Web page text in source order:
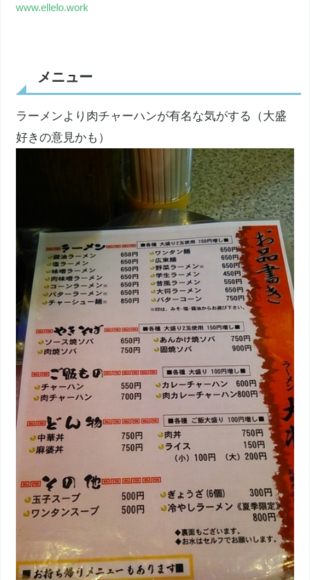
www.ellelo.work
メニュー
ラーメンより肉チャーハンが有名な気がする（大盛
好きの意見かも）